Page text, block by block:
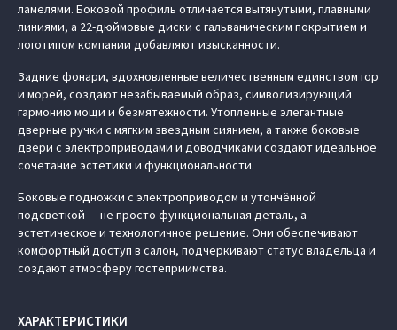
ламелями. Боковой профиль отличается вытянутыми, плавными
линиями, а 22-дюймовые диски с гальваническим покрытием и
логотипом компании добавляют изысканности.
Задние фонари, вдохновленные величественным единством гор
и морей, создают незабываемый образ, символизирующий
гармонию мощи и безмятежности. Утопленные элегантные
дверные ручки с мягким звездным сиянием, а также боковые
двери с электроприводами и доводчиками создают идеальное
сочетание эстетики и функциональности.
Боковые подножки с электроприводом и утончённой
подсветкой — не просто функциональная деталь, а
эстетическое и технологичное решение. Они обеспечивают
комфортный доступ в салон, подчёркивают статус владельца и
создают атмосферу гостеприимства.
ХАРАКТЕРИСТИКИ